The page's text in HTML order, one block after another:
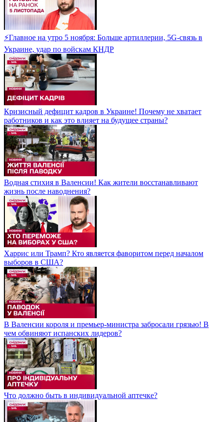
⚡Главное на утро 5 ноября: Больше артиллерии, 5G-связь в
Украине, удар по войскам КНДР
Кризисный дефицит кадров в Украине! Почему не хватает
работников и как это влияет на будущее страны?
Водная стихия в Валенсии! Как жители восстанавливают
жизнь после наводнения?
Харрис или Трамп? Кто является фаворитом перед началом
выборов в США?
В Валенсии короля и премьер-министра забросали грязью! В
чем обвиняют испанских лидеров?
Что должно быть в индивидуальной аптечке?